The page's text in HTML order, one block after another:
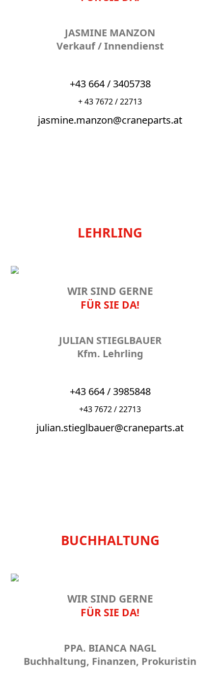
JASMINE MANZON
Verkauf / Innendienst
+43 664 / 3405738
+ 43 7672 / 22713
jasmine.manzon@craneparts.at
LEHRLING
WIR SIND GERNE
FÜR SIE DA!
JULIAN STIEGLBAUER
Kfm. Lehrling
+43 664 / 3985848
+43 7672 / 22713
julian.stieglbauer@craneparts.at
BUCHHALTUNG
WIR SIND GERNE
FÜR SIE DA!
PPA. BIANCA NAGL
Buchhaltung, Finanzen, Prokuristin